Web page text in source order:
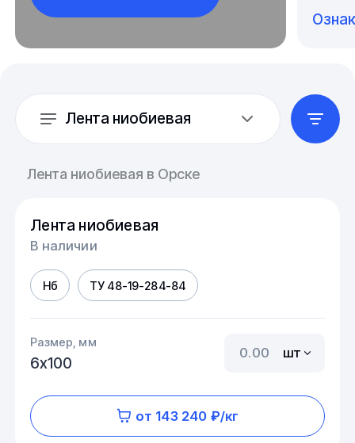
Лента ниобиевая
Лента ниобиевая в Орске
Лента ниобиевая
В наличии
Нб ТУ 48-19-284-84
Размер, мм
6х100
шт
от 143 240 ₽/кг